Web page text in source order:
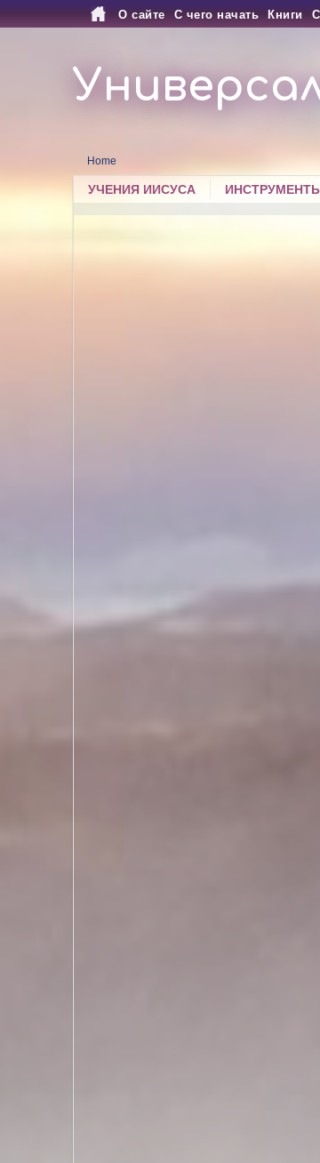
О сайте С чего начать Книги
Home
УЧЕНИЯ ИИСУСА